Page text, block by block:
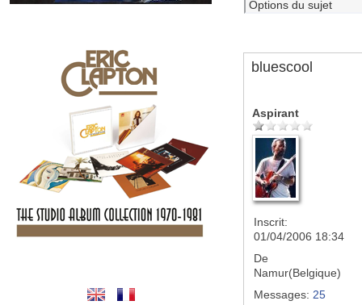
bluescool
Aspirant
Inscrit:
01/04/2006 18:34
De
Namur(Belgique)
Messages: 25